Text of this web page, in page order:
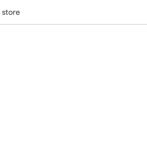
store